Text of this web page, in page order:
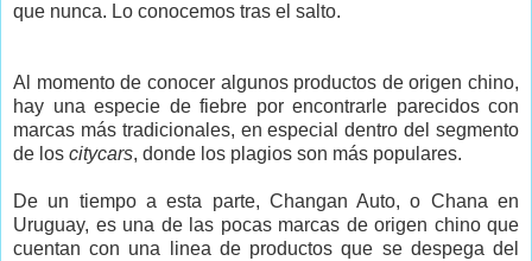
que nunca. Lo conocemos tras el salto.
Al momento de conocer algunos productos de origen chino,
hay una especie de fiebre por encontrarle parecidos con
marcas más tradicionales, en especial dentro del segmento
de los citycars, donde los plagios son más populares.
De un tiempo a esta parte, Changan Auto, o Chana en
Uruguay, es una de las pocas marcas de origen chino que
cuentan con una linea de productos que se despega del